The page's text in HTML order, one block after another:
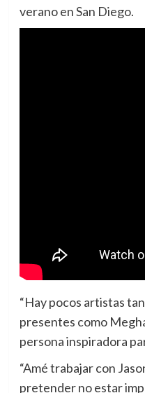
verano en San Diego.
“Hay pocos artistas
presentes como
persona inspiradora
“Amé trabajar con
pretender no estar